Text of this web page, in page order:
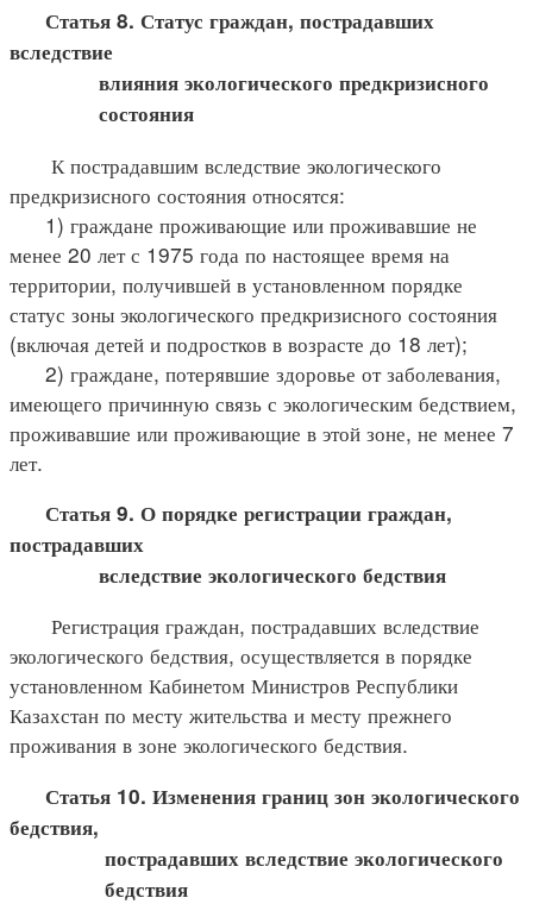
Статья 8. Статус граждан, пострадавших
вследствие
влияния экологического предкризисного
состояния
К пострадавшим вследствие экологического
предкризисного состояния относятся:
1) граждане проживающие или проживавшие не
менее 20 лет с 1975 года по настоящее время на
территории, получившей в установленном порядке
статус зоны экологического предкризисного состояния
(включая детей и подростков в возрасте до 18 лет);
2) граждане, потерявшие здоровье от заболевания,
имеющего причинную связь с экологическим бедствием,
проживавшие или проживающие в этой зоне, не менее 7
лет.
Статья 9. О порядке регистрации граждан,
пострадавших
вследствие экологического бедствия
Регистрация граждан, пострадавших вследствие
экологического бедствия, осуществляется в порядке
установленном Кабинетом Министров Республики
Казахстан по месту жительства и месту прежнего
проживания в зоне экологического бедствия.
Статья 10. Изменения границ зон экологического
бедствия,
пострадавших вследствие экологического
бедствия